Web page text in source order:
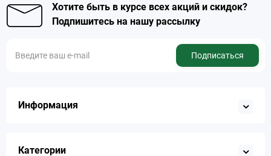
Хотите быть в курсе всех акций и скидок?
Подпишитесь на нашу рассылку
Подписаться
Информация
Категории